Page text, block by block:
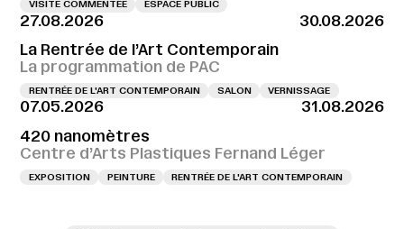
VISITE COMMENTÉE ESPACE PUBLIC
27.08.2026
30.08.2026
La Rentrée de l’Art Contemporain
La programmation de PAC
RENTRÉE DE L'ART CONTEMPORAIN SALON VERNISSAGE
07.05.2026
31.08.2026
420 nanomètres
Centre d’Arts Plastiques Fernand Léger
EXPOSITION PEINTURE RENTRÉE DE L'ART CONTEMPORAIN